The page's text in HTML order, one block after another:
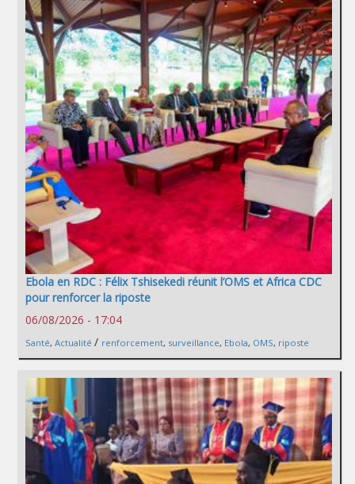
Ebola en RDC : Félix Tshisekedi réunit l’OMS et Africa CDC
pour renforcer la riposte
06/08/2026 - 17:04
Santé, Actualité / renforcement, surveillance, Ebola, OMS, riposte